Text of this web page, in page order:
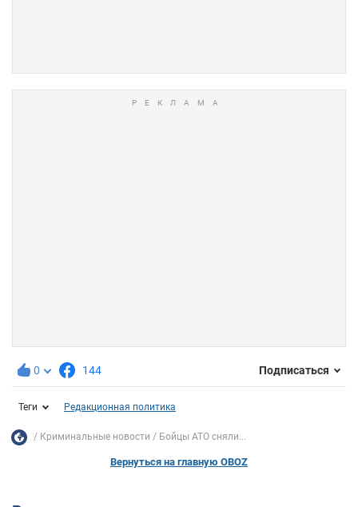
0 144 Подписаться
Теги Редакционная политика
Криминальные новости Бойцы АТО сняли...
Вернуться на главную OBOZ